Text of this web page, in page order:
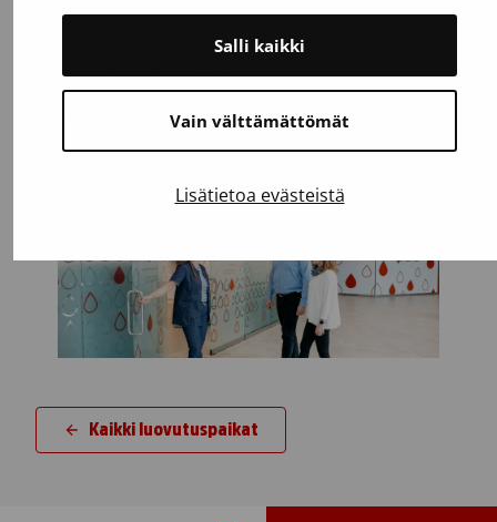
Vain välttämättömät
Salli kaikki
Lisätietoa evästeistä
sairauksista tai lääkkeistä (esimerkiksi
verenpaine- ja kolesterolilääkkeet)
Testaa, voitko luovuttaa
Kaikki luovutuspaikat